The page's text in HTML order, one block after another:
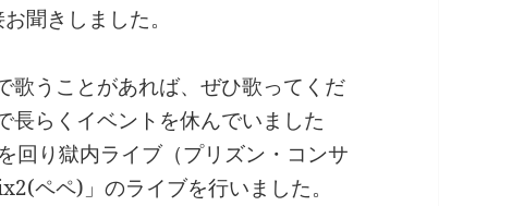
聞きしました。
歌うことがあれば、ぜひ歌ってくだ
長らくイベントを休んでいました
回り獄内ライブ（プリズン・コンサ
ペペ)」のライブを行いました。